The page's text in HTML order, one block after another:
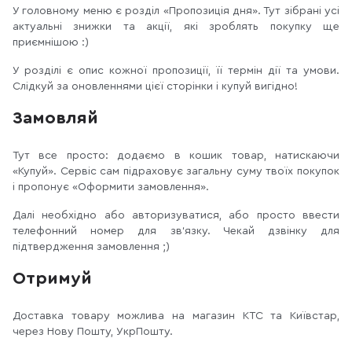
У головному меню є розділ «Пропозиція дня». Тут зібрані усі
актуальні знижки та акції, які зроблять покупку ще
приємнішою :)
У розділі є опис кожної пропозиції, її термін дії та умови.
Слідкуй за оновленнями цієї сторінки і купуй вигідно!
Замовляй
Тут все просто: додаємо в кошик товар, натискаючи
«Купуй». Сервіс сам підраховує загальну суму твоїх покупок
і пропонує «Оформити замовлення».
Далі необхідно або авторизуватися, або просто ввести
телефонний номер для зв‘язку. Чекай дзвінку для
підтвердження замовлення ;)
Отримуй
Доставка товару можлива на магазин КТС та Київстар,
через Нову Пошту, УкрПошту.